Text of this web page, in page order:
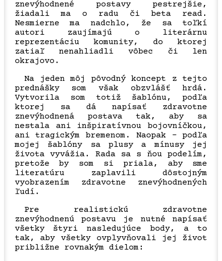
znevýhodnené postavy pestrejšie,
žiadali ma o radu či beta read.
Nesmierne ma nadchlo, že sa toľkí
autori zaujímajú o literárnu
reprezentáciu komunity, do ktorej
zatiaľ nenahliadli vôbec či len
okrajovo.
Na jeden môj pôvodný koncept z tejto
prednášky som však obzvlášť hrdá.
Vytvorila som totiž šablónu, podľa
ktorej sa dá napísať zdravotne
znevýhodnená postava tak, aby sa
nestala ani inšpiratívnou bojovníčkou,
ani tragickým bremenom. Naopak – podľa
mojej šablóny sa plusy a mínusy jej
života vyvážia. Rada sa s ňou podelím,
pretože by som si priala, aby sme
literatúru zaplavili dôstojným
vyobrazením zdravotne znevýhodnených
ľudí.
Pre realistickú zdravotne
znevýhodnenú postavu je nutné napísať
všetky štyri nasledujúce body, a to
tak, aby všetky ovplyvňovali jej život
približne rovnakým dielom: